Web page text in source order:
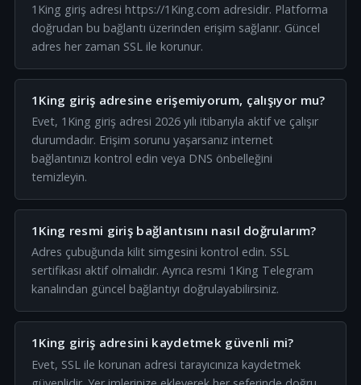
1King giriş adresi https://1King.com adresidir. Platforma
doğrudan bu bağlantı üzerinden erişim sağlanır. Güncel
adres her zaman SSL ile korunur.
1King giriş adresine erişemiyorum, çalışıyor mu?
Evet, 1King giriş adresi 2026 yılı itibarıyla aktif ve çalışır
durumdadır. Erişim sorunu yaşarsanız internet
bağlantınızı kontrol edin veya DNS önbelleğini
temizleyin.
1King resmi giriş bağlantısını nasıl doğrularım?
Adres çubuğunda kilit simgesini kontrol edin. SSL
sertifikası aktif olmalıdır. Ayrıca resmi 1King Telegram
kanalından güncel bağlantıyı doğrulayabilirsiniz.
1King giriş adresini kaydetmek güvenli mi?
Evet, SSL ile korunan adresi tarayıcınıza kaydetmek